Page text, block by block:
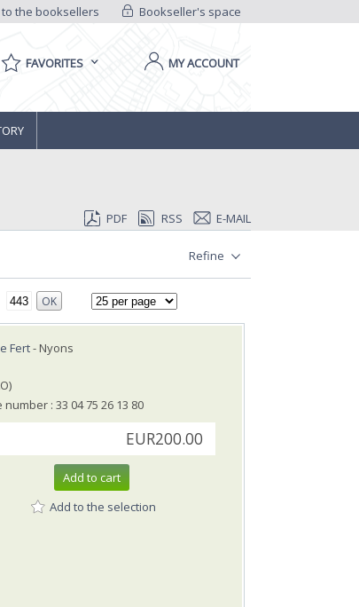
Bookseller's space
the booksellers
FAVORITES MY ACCOUNT
PDF RSS E-MAIL
Refine
OK
Fert- Nyons
number : 33 04 75 26 13 80
EUR200.00
Add to cart
Add to the selection